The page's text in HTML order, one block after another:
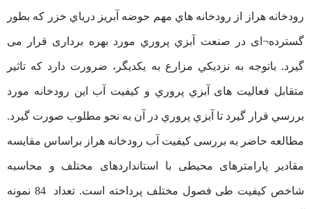
رودخانه هراز از رودخانه هاي مهم حوضه آبريز درياي خزر که بطور
گسترده¬ای در صنعت آبزي پروري مورد بهره برداری قرار می
گیرد. باتوجه به نزديكي مزارع به يكديگر، ضرورت دارد که تاثير
متقابل فعالیت های آبزي پروري و کیفیت آب اين رودخانه مورد
بررسي قرار گيرد تا آبزي پروري در آن به نحو مطلوب صورت گیرد.
مطالعه حاضر به بررسی کیفیت آب رودخانه هراز براساس مقایسه
مقادیر پارامترهای محیطی با استانداردهای مختلف و محاسبه
شاخص کیفیت طی فصول مختلف پرداخته است. تعداد 84 نمونه